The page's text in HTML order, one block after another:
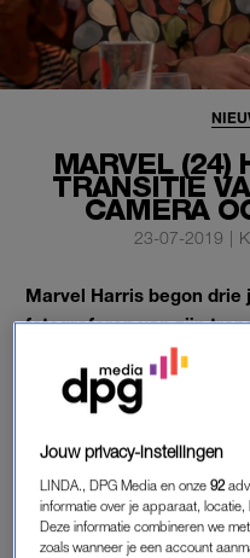
MARVEL (24)
TRANSITIE
CAMERA
23-07-2019 |
Marvel Harris begon drie
fotograferen van zijn
Gisteravond schoof hij
documentairemaker
Harris: Alles is nu.
TRANSITIE VAN
Jouw privacy-instellingen
LINDA., DPG Media en onze92
informatie over je apparaat,
Deze informatie combineren we
zoals wanneer je een account